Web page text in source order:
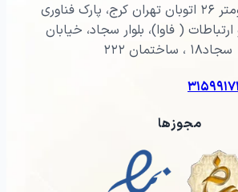
کیلومتر ۲۶ اتوبان تهران کرج، پارک فناوری
( فاوا)، بلوار سجاد، خیابان
سجاد۱۸ ، ساختمان ۲۲۲
مجوزها